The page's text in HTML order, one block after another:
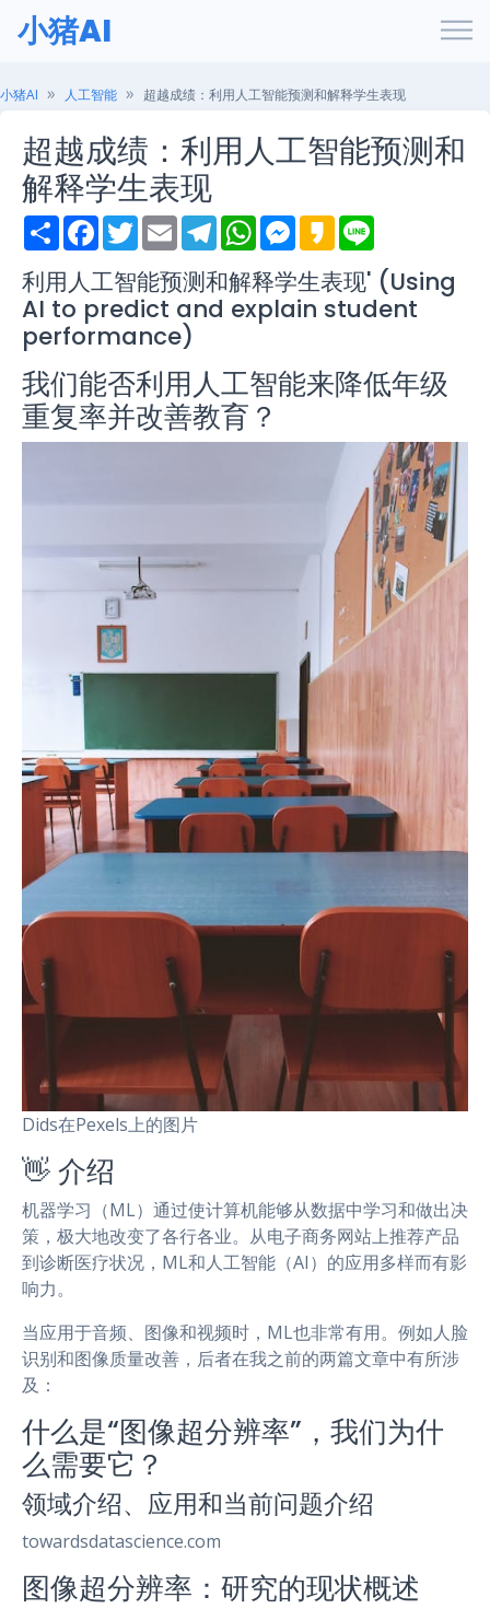
小猪AI
小猪AI 人工智能 超越成绩：利用人工智能预测和解释学生表现
超越成绩：利用人工智能预测和
解释学生表现
S
h
r
e
F
a
e
b
o
o
k
T
w
t
t
e
r
E
m
i
l
T
e
e
g
r
W
h
t
s
A
p
M
e
s
e
n
K
a
a
o
e
利用人工智能预测和解释学生表现' (Using
AI to predict and explain student
performance)
我们能否利用人工智能来降低年级
重复率并改善教育？
Dids在Pexels上的图片
👋 介绍
机器学习（ML）通过使计算机能够从数据中学习和做出决
策，极大地改变了各行各业。从电子商务网站上推荐产品
到诊断医疗状况，ML和人工智能（AI）的应用多样而有影
响力。
当应用于音频、图像和视频时，ML也非常有用。例如人脸
识别和图像质量改善，后者在我之前的两篇文章中有所涉
及：
什么是“图像超分辨率”，我们为什
么需要它？
领域介绍、应用和当前问题介绍
towardsdatascience.com
图像超分辨率：研究的现状概述